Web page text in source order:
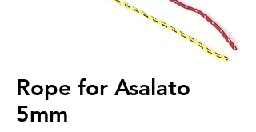
Rope for Asalato
5mm